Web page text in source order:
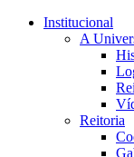
Conteúdo principal
Institucional
A
Reitoria